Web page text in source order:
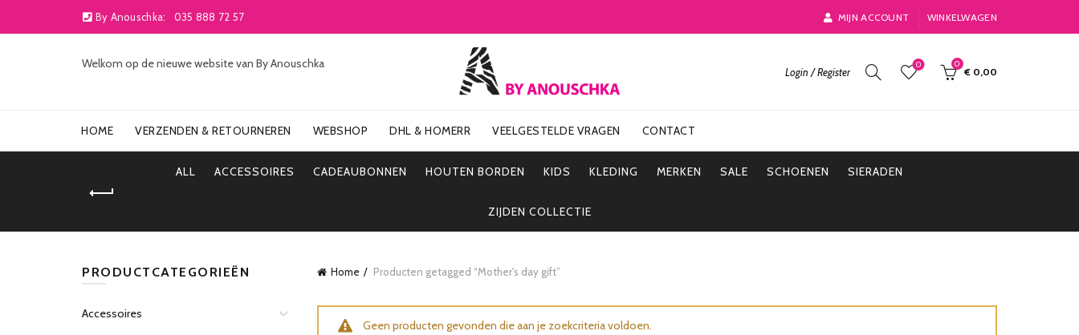
By Anouschka: 035 888 72 57 MIJN ACCOUNT WINKELWAGEN
Welkom op de nieuwe website van By Anouschka
Login / Register
0 0
€ 0,00
HOME VERZENDEN & RETOURNEREN WEBSHOP DHL & HOMERR VEELGESTELDE VRAGEN CONTACT
ALL ACCESSOIRES CADEAUBONNEN HOUTEN BORDEN KIDS KLEDING MERKEN SALE SCHOENEN SIERADEN
ZIJDEN COLLECTIE
Home Producten getagged “Mother's day gift”
Geen producten gevonden die aan je zoekcriteria voldoen.
PRODUCTCATEGORIEËN
Accessoires